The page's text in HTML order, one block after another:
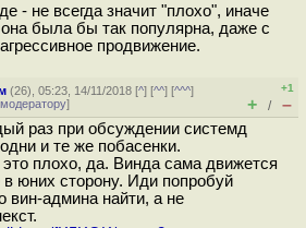
- не всегда значит "плохо", иначе
была бы так популярна, даже с
продвижение.
(26), 05:23, 14/11/2018 [^] [^^] [^^^]
]
+1
+ / –
раз при обсуждении системд
и те же побасенки.
это плохо, да. Винда сама движется
юних сторону. Иди попробуй
вин-админа найти, а не